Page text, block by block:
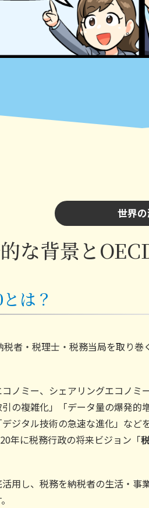
世界
な背景と
は？
者・税理士・税務当局を取り巻
ノミー、シェアリングエコノミ
の複雑化」「データ量の爆発的
ジタル技術の急速な進化」などを
年に税務行政の将来ビジョン「
用し、税務を納税者の生活・事